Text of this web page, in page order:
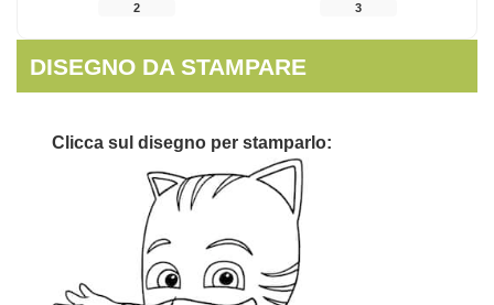
2 3
DISEGNO DA STAMPARE
Clicca sul disegno per stamparlo: